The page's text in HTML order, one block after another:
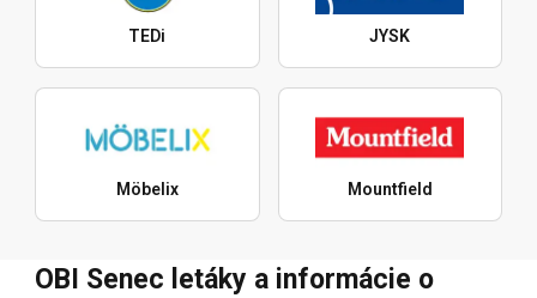
TEDi JYSK
Möbelix Mountfield
OBI Senec letáky a informácie o